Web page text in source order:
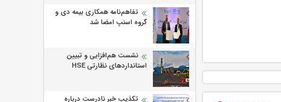
تفاهم‌نامه همکاری بیمه دی و
گروه اسنپ امضا شد
نشست هم‌افزایی و تبیین
استانداردهای نظارتی HSE
تکذیب خبر نادرست درباره